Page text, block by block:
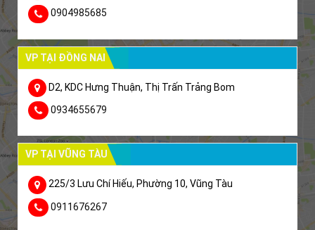
0904985685
VP TẠI ĐỒNG NAI
D2, KDC Hưng Thuận, Thị Trấn Trảng Bom
0934655679
VP TẠI VŨNG TÀU
225/3 Lưu Chí Hiếu, Phường 10, Vũng Tàu
0911676267